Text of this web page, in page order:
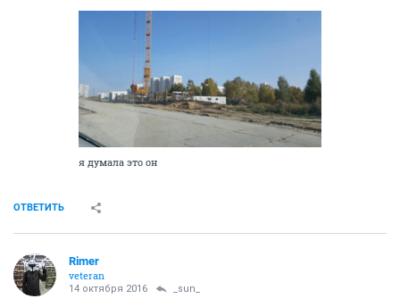
я думала это он
ОТВЕТИТЬ
Rimer
veteran
14 октября 2016 _sun_